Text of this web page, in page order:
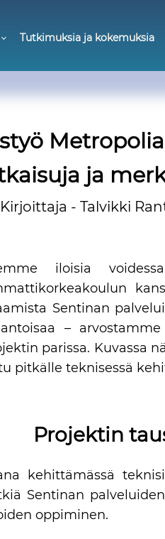
Tutkimuksia ja kokemuksia
ja
Kirjoittaja - Talvikki
iloisia
Sentinan
–
parissa. Kuvassa
pitkälle teknisessä
Projektin
kehittämässä
Sentinan
oppiminen.